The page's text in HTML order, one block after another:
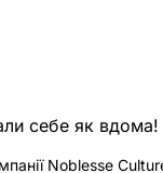
себе як вдома!
Noblesse